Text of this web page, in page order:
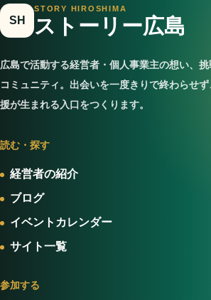
SH
STORY HIROSHIMA
ストーリー広島
広島で活動する経営者・個人事業主の想い、
コミュニティ。出会いを一度きりで終わらせ
援が生まれる入口をつくります。
読む・探す
経営者の紹介
ブログ
イベントカレンダー
サイト一覧
参加する